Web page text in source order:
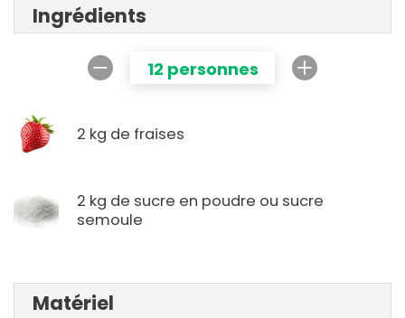
Ingrédients
12 personnes
2 kg de fraises
2 kg de sucre en poudre ou sucre
semoule
Matériel